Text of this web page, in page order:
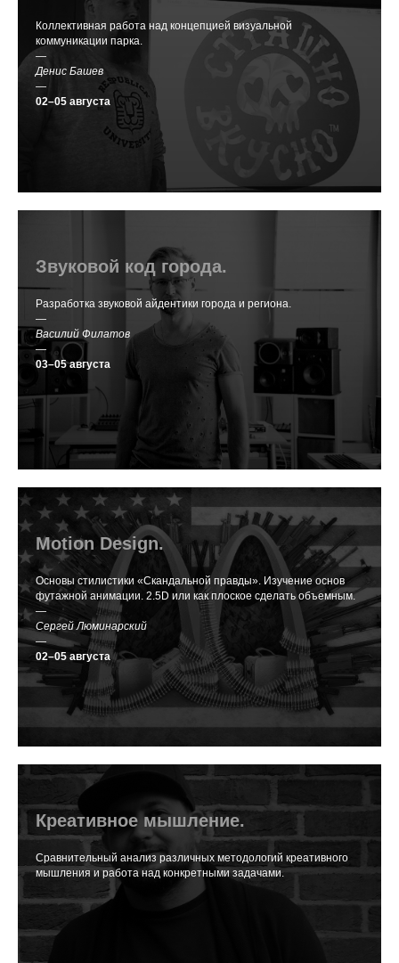
Коллективная работа над концепцией визуальной
коммуникации парка.
—
Денис Башев
—
02–05 августа
Звуковой код города.
Разработка звуковой айдентики города и региона.
—
Василий Филатов
—
03–05 августа
Motion Design.
Основы стилистики «Скандальной правды». Изучение основ
футажной анимации. 2.5D или как плоское сделать объемным.
—
Сергей Люминарский
—
02–05 августа
Креативное мышление.
Сравнительный анализ различных методологий креативного
мышления и работа над конкретными задачами.